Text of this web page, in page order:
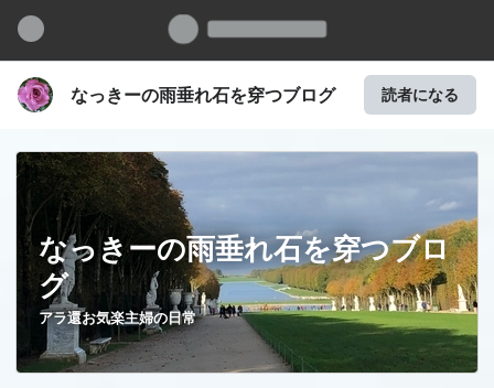
なっきーの雨垂れ石を穿つブログ 読者になる
なっきーの雨垂れ石を穿つブロ
グ
アラ還お気楽主婦の日常